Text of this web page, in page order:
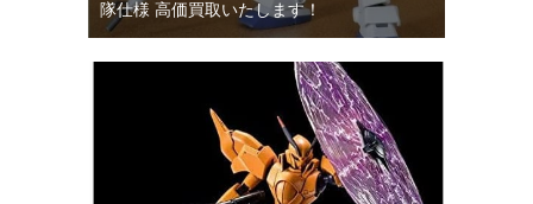
隊仕様 高価買取いたします！